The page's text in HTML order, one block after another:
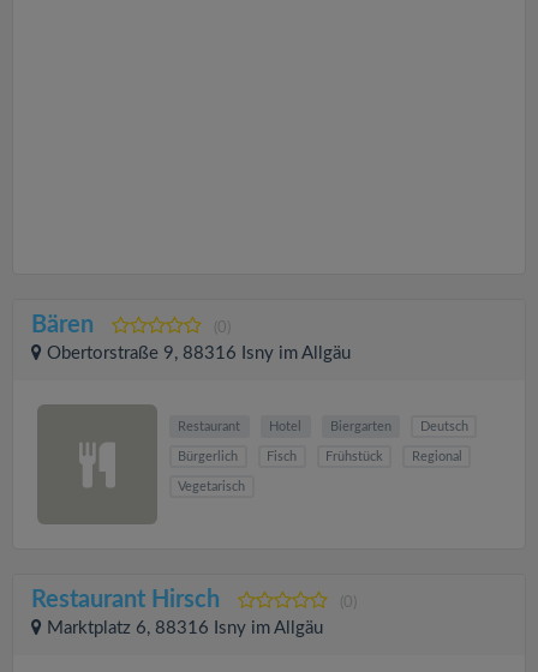
Bären (0)
Obertorstraße 9, 88316 Isny im Allgäu
Restaurant Hotel Biergarten Deutsch
Bürgerlich Fisch Frühstück Regional
Vegetarisch
Restaurant Hirsch (0)
Marktplatz 6, 88316 Isny im Allgäu